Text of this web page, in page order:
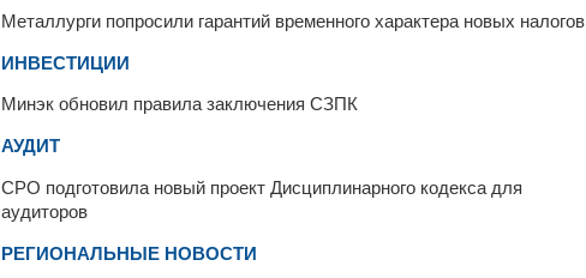
Металлурги попросили гарантий временного характера новых налогов
ИНВЕСТИЦИИ
Минэк обновил правила заключения СЗПК
АУДИТ
СРО подготовила новый проект Дисциплинарного кодекса для
аудиторов
РЕГИОНАЛЬНЫЕ НОВОСТИ